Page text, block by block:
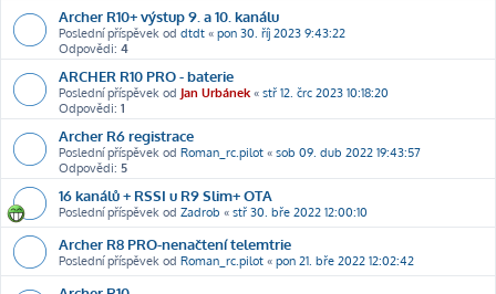
Archer R10+ výstup 9. a 10. kanálu
Poslední příspěvek od dtdt « pon 30. říj 2023 9:43:22
Odpovědi: 4
ARCHER R10 PRO - baterie
Poslední příspěvek od Jan Urbánek « stř 12. črc 2023 10:18:20
Odpovědi: 1
Archer R6 registrace
Poslední příspěvek od Roman_rc.pilot « sob 09. dub 2022 19:43:57
Odpovědi: 5
16 kanálů + RSSI u R9 Slim+ OTA
Poslední příspěvek od Zadrob « stř 30. bře 2022 12:00:10
Archer R8 PRO-nenačtení telemtrie
Poslední příspěvek od Roman_rc.pilot « pon 21. bře 2022 12:02:42